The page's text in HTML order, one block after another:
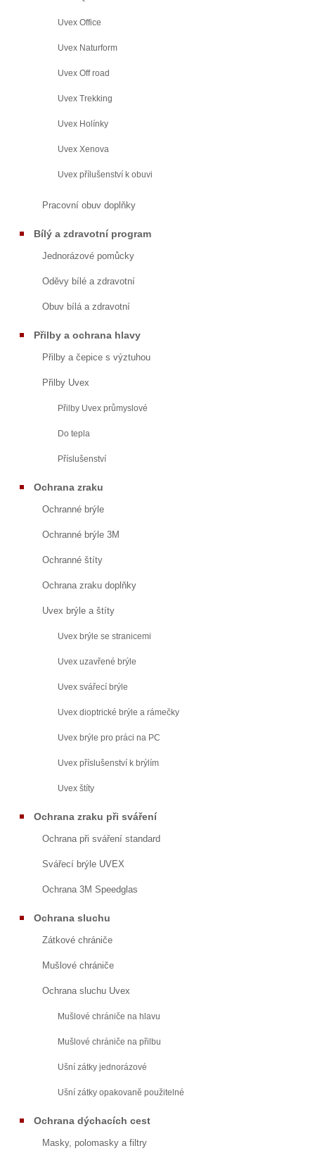
Uvex Office
Uvex Naturform
Uvex Off road
Uvex Trekking
Uvex Holínky
Uvex Xenova
Uvex přílušenství k obuvi
Pracovní obuv doplňky
Bílý a zdravotní program
Jednorázové pomůcky
Oděvy bílé a zdravotní
Obuv bílá a zdravotní
Přilby a ochrana hlavy
Přilby a čepice s výztuhou
Přilby Uvex
Přilby Uvex průmyslové
Do tepla
Příslušenství
Ochrana zraku
Ochranné brýle
Ochranné brýle 3M
Ochranné štíty
Ochrana zraku doplňky
Uvex brýle a štíty
Uvex brýle se stranicemi
Uvex uzavřené brýle
Uvex svářecí brýle
Uvex dioptrické brýle a rámečky
Uvex brýle pro práci na PC
Uvex příslušenství k brýlím
Uvex štíty
Ochrana zraku při sváření
Ochrana při sváření standard
Svářecí brýle UVEX
Ochrana 3M Speedglas
Ochrana sluchu
Zátkové chrániče
Mušlové chrániče
Ochrana sluchu Uvex
Mušlové chrániče na hlavu
Mušlové chrániče na přilbu
Ušní zátky jednorázové
Ušní zátky opakovaně použitelné
Ochrana dýchacích cest
Masky, polomasky a filtry